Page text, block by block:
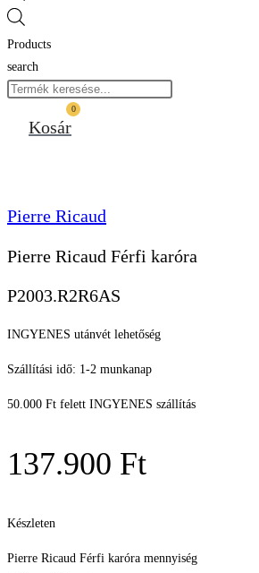
Products
search
0
Kosár
Pierre Ricaud
Pierre Ricaud Férfi karóra
P2003.R2R6AS
INGYENES utánvét lehetőség
Szállítási idő: 1-2 munkanap
50.000 Ft felett INGYENES szállítás
137.900 Ft
Készleten
Pierre Ricaud Férfi karóra mennyiség